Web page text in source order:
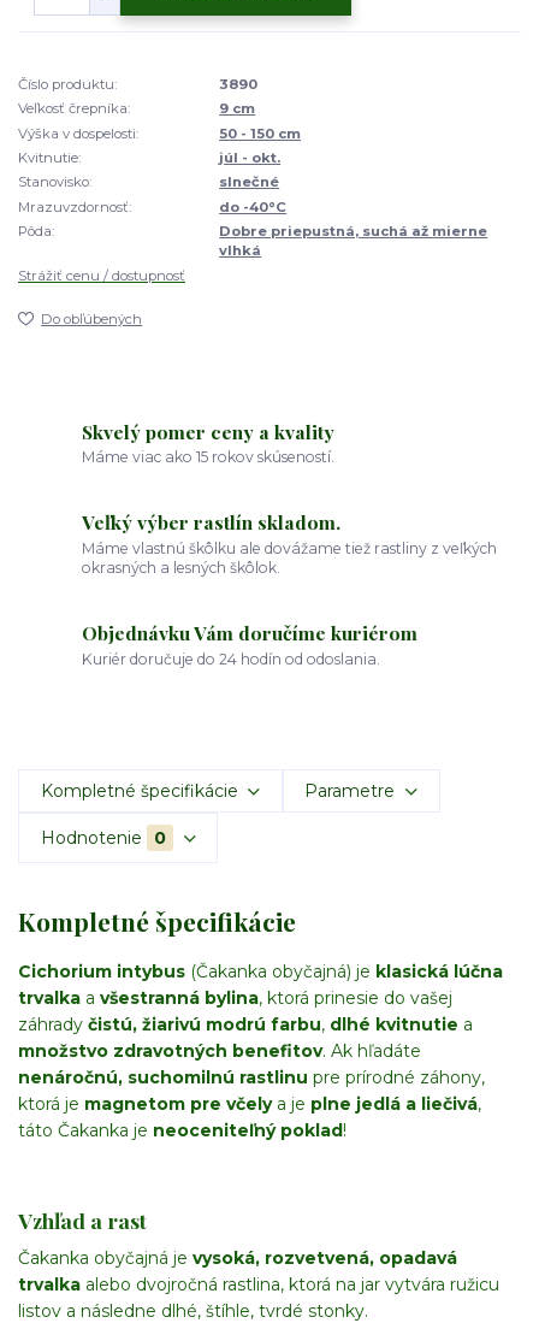
Číslo produktu:
3890
Veľkosť črepníka:
9 cm
Výška v dospelosti:
50 - 150 cm
Kvitnutie:
júl - okt.
Stanovisko:
slnečné
Mrazuvzdornosť:
do -40°C
Pôda:
Dobre priepustná, suchá až mierne
vlhká
Strážiť cenu / dostupnosť
Do obľúbených
Skvelý pomer ceny a kvality
Máme viac ako 15 rokov skúseností.
Veľký výber rastlín skladom.
Máme vlastnú škôlku ale dovážame tiež rastliny z veľkých
okrasných a lesných škôlok.
Objednávku Vám doručíme kuriérom
Kuriér doručuje do 24 hodín od odoslania.
Kompletné špecifikácie Parametre
Hodnotenie 0
Kompletné špecifikácie
Cichorium intybus (Čakanka obyčajná) je klasická lúčna
trvalka a všestranná bylina, ktorá prinesie do vašej
záhrady čistú, žiarivú modrú farbu, dlhé kvitnutie a
množstvo zdravotných benefitov. Ak hľadáte
nenáročnú, suchomilnú rastlinu pre prírodné záhony,
ktorá je magnetom pre včelya je plne jedlá a liečivá,
táto Čakanka je neoceniteľný poklad!
Vzhľad a rast
Čakanka obyčajná je vysoká, rozvetvená, opadavá
trvalka alebo dvojročná rastlina, ktorá na jar vytvára ružicu
listov a následne dlhé, štíhle, tvrdé stonky.